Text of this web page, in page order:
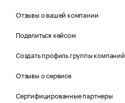
Отзывы о вашей компании
Поделиться кейсом
Создать профиль группы компаний
Отзывы о сервисе
Сертифицированные партнеры